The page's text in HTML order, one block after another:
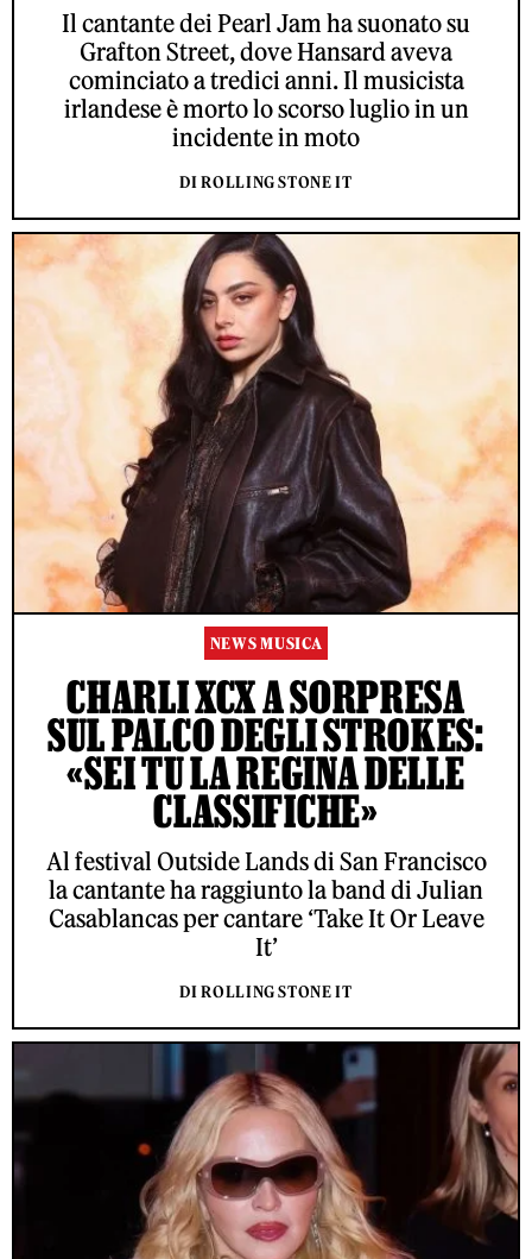
Il cantante dei Pearl Jam ha suonato su
Grafton Street, dove Hansard aveva
cominciato a tredici anni. Il musicista
irlandese è morto lo scorso luglio in un
incidente in moto
DI ROLLING STONE IT
NEWS MUSICA
CHARLI XCX A SORPRESA
SUL PALCO DEGLI STROKES:
«SEI TU LA REGINA DELLE
CLASSIFICHE»
Al festival Outside Lands di San Francisco
la cantante ha raggiunto la band di Julian
Casablancas per cantare ‘Take It Or Leave
It’
DI ROLLING STONE IT